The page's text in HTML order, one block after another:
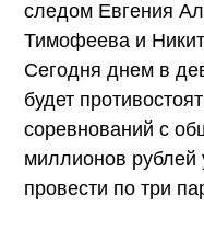
следом Евгения
Тимофеева и
Сегодня днем в
будет
соревнований с
миллионов рублей
провести по три